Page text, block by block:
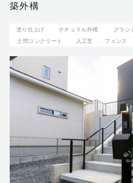
築外構
塗り仕上げ ナチュラル外構 グラン
土間コンクリート
人工芝 フェンス